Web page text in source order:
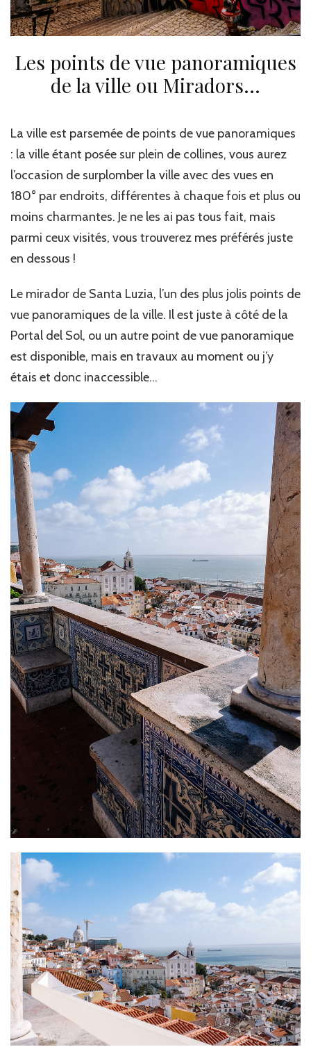
Les points de vue panoramiques
de la ville ou Miradors…
La ville est parsemée de points de vue panoramiques
: la ville étant posée sur plein de collines, vous aurez
l’occasion de surplomber la ville avec des vues en
180° par endroits, différentes à chaque fois et plus ou
moins charmantes. Je ne les ai pas tous fait, mais
parmi ceux visités, vous trouverez mes préférés juste
en dessous !
Le mirador de Santa Luzia, l’un des plus jolis points de
vue panoramiques de la ville. Il est juste à côté de la
Portal del Sol, ou un autre point de vue panoramique
est disponible, mais en travaux au moment ou j’y
étais et donc inaccessible…